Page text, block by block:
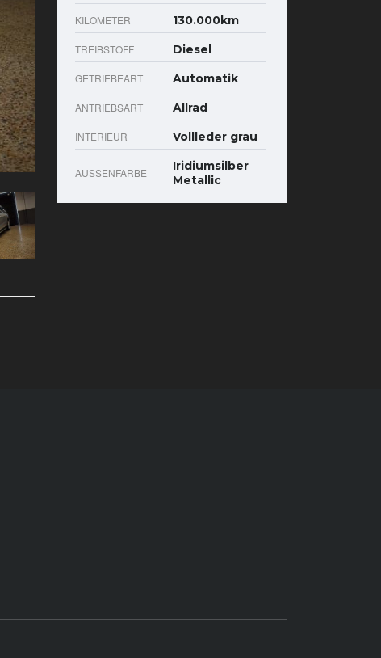
KILOMETER 130.000km
TREIBSTOFF Diesel
GETRIEBEART Automatik
ANTRIEBSART Allrad
INTERIEUR Vollleder grau
AUSSENFARBE
Iridiumsilber
Metallic